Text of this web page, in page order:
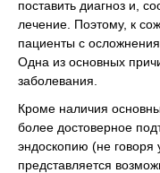
поставить диагноз и,
лечение. Поэтому, к
пациенты с
Одна из основных
заболевания.
Кроме наличия
более достоверное
эндоскопию (не говоря
представляется